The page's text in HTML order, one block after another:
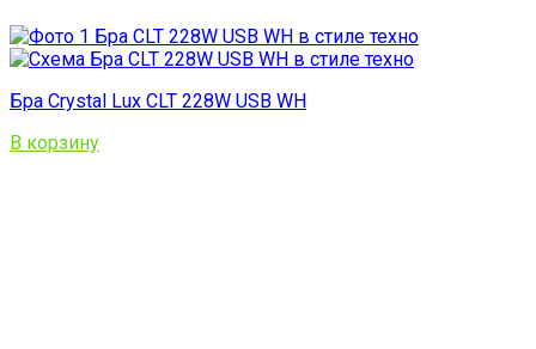
Бра Crystal Lux CLT 228W USB WH
В корзину